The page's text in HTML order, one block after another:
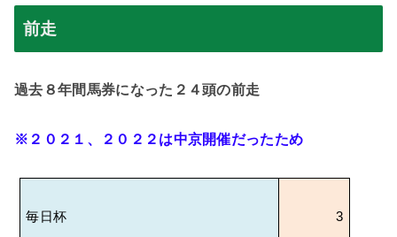
前走
過去８年間馬券になった２４頭の前走
※２０２１、２０２２は中京開催だったため
毎日杯 3